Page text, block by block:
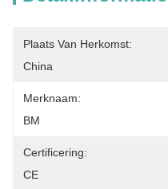
Plaats Van Herkomst:
China
Merknaam:
BM
Certificering:
CE